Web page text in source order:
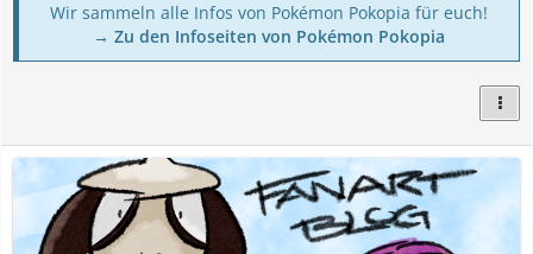
Wir sammeln alle Infos von Pokémon Pokopia für euch!
→ Zu den Infoseiten von Pokémon Pokopia